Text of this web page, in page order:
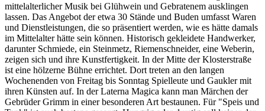
mittelalterlicher Musik bei Glühwein und Gebratenem ausklingen
lassen. Das Angebot der etwa 30 Stände und Buden umfasst Waren
und Dienstleistungen, die so präsentiert werden, wie es hätte damals
im Mittelalter hätte sein können. Historisch gekleidete Handwerker,
darunter Schmiede, ein Steinmetz, Riemenschneider, eine Weberin,
zeigen sich und ihre Kunstfertigkeit. In der Mitte der Klosterstraße
ist eine hölzerne Bühne errichtet. Dort treten an den langen
Wochenenden von Freitag bis Sonntag Spielleute und Gaukler mit
ihren Künsten auf. In der Laterna Magica kann man Märchen der
Gebrüder Grimm in einer besonderen Art bestaunen. Für "Speis und